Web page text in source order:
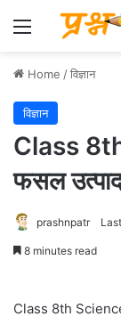
Menu
Home /विज्ञान
विज्ञान
Class
फसल
prashnpatr
8 minutes read
Class 8th